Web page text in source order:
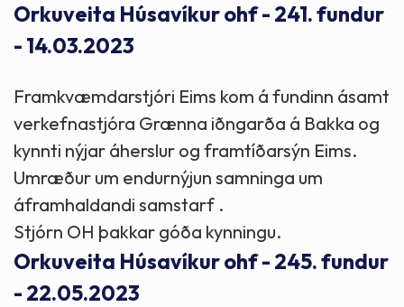
Orkuveita Húsavíkur ohf - 241. fundur
- 14.03.2023
Framkvæmdarstjóri Eims kom á fundinn ásamt
verkefnastjóra Grænna iðngarða á Bakka og
kynnti nýjar áherslur og framtíðarsýn Eims.
Umræður um endurnýjun samninga um
áframhaldandi samstarf .
Stjórn OH þakkar góða kynningu.
Orkuveita Húsavíkur ohf - 245. fundur
- 22.05.2023